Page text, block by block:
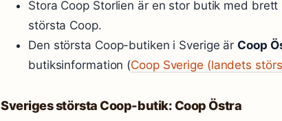
Stora Coop Storlien är en stor butik med
största Coop.
Den största Coop-butiken i Sverige ärCoop
butiksinformation (Coop Sverige (landets
Sveriges största Coop-butik: Coop Östra